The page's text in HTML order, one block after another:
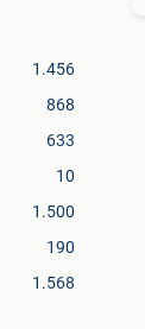
1.456
868
633
10
1.500
190
1.568